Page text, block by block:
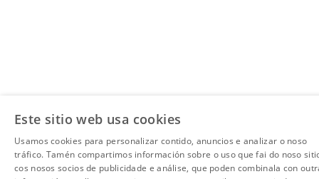
Este sitio web usa cookies
Usamos cookies para personalizar contido, anuncios e analizar o noso
tráfico. Tamén compartimos información sobre o uso que fai do noso
cos nosos socios de publicidade e análise, que poden combinala con